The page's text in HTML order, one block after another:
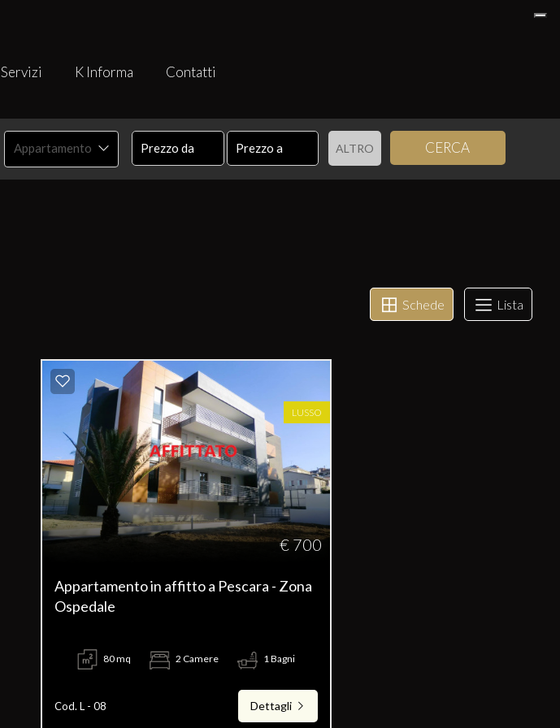
Servizi K Informa Contatti
Appartamento ALTRO CERCA
Schede Lista
LUSSO
€ 700
Appartamento in affitto a Pescara - Zona
Ospedale
80 mq 2 Camere 1 Bagni
Cod. L - 08 Dettagli